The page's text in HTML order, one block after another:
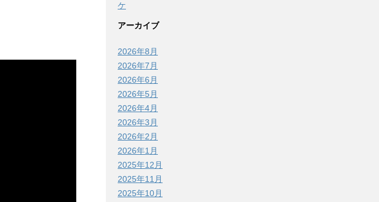
ケ
アーカイブ
2026年8月
2026年7月
2026年6月
2026年5月
2026年4月
2026年3月
2026年2月
2026年1月
2025年12月
2025年11月
2025年10月